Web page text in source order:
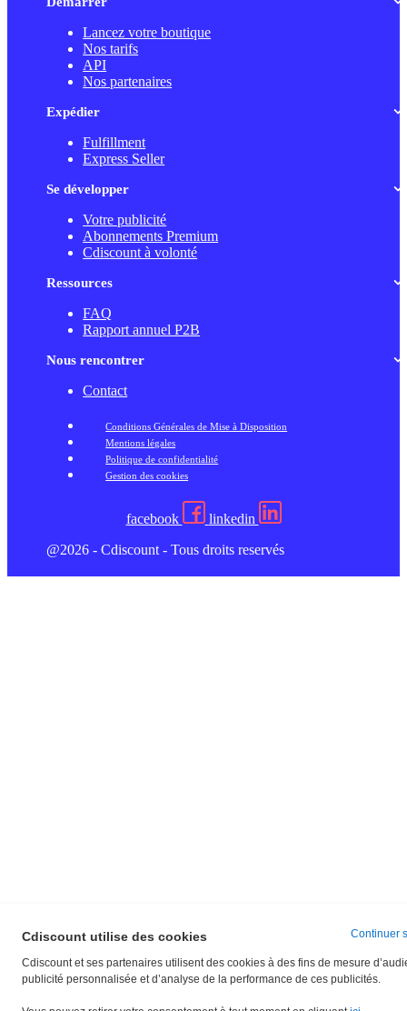
Lancez votre boutique
Nos tarifs
API
Nos partenaires
Expédier
Fulfillment
Express Seller
Se développer
Votre publicité
Abonnements Premium
Cdiscount à volonté
Ressources
FAQ
Rapport annuel P2B
Nous rencontrer
Contact
Conditions Générales de Mise à Disposition
Mentions légales
Politique de confidentialité
Gestion des cookies
facebook
linkedin
@2026 - Cdiscount - Tous droits reservés
Cdiscount utilise des cookies
Cdiscount et ses partenaires utilisent des cookies à des fins de mesure
publicité personnalisée et d’analyse de la performance de ces publicités.
Continuer